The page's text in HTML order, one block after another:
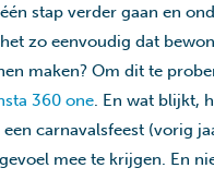
stap verder gaan en
zo eenvoudig dat
maken? Om dit te
360 one. En wat blijkt,
carnavalsfeest (vorig
mee te krijgen. En